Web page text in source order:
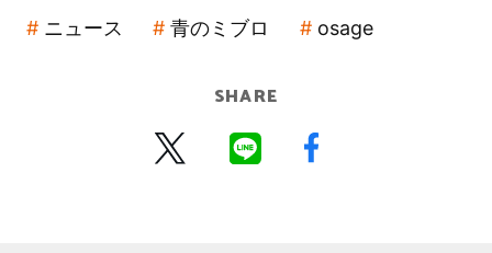
ニュース 青のミブロ osage
SHARE